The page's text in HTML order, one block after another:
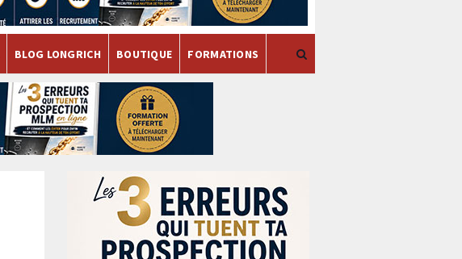
BLOG LONGRICH BOUTIQUE FORMATIONS